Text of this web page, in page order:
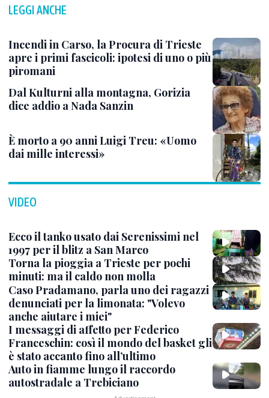
LEGGI ANCHE
Incendi in Carso, la Procura di Trieste
apre i primi fascicoli: ipotesi di uno o più
piromani
Dal Kulturni alla montagna, Gorizia
dice addio a Nada Sanzin
È morto a 90 anni Luigi Treu: «Uomo
dai mille interessi»
VIDEO
Ecco il tanko usato dai Serenissimi nel
1997 per il blitz a San Marco
Torna la pioggia a Trieste per pochi
minuti: ma il caldo non molla
Caso Pradamano, parla uno dei ragazzi
denunciati per la limonata: "Volevo
anche aiutare i miei"
I messaggi di affetto per Federico
Franceschin: così il mondo del basket gli
è stato accanto fino all’ultimo
Auto in fiamme lungo il raccordo
autostradale a Trebiciano